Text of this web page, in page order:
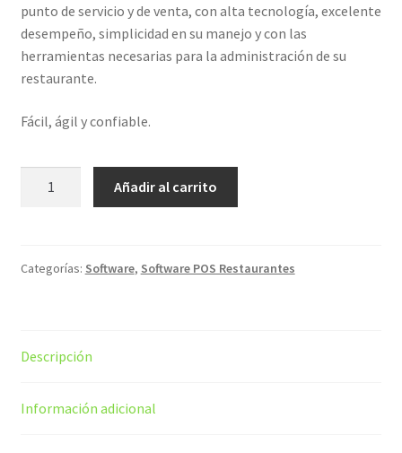
#639 (sin título)
Carrito de compras
Solicitar información para documentos electrónicos
punto de servicio y de venta, con alta tecnología, excelente
desempeño, simplicidad en su manejo y con las
herramientas necesarias para la administración de su
restaurante.
Fácil, ágil y confiable.
Añadir al carrito
Categorías: Software, Software POS Restaurantes
Descripción
Información adicional